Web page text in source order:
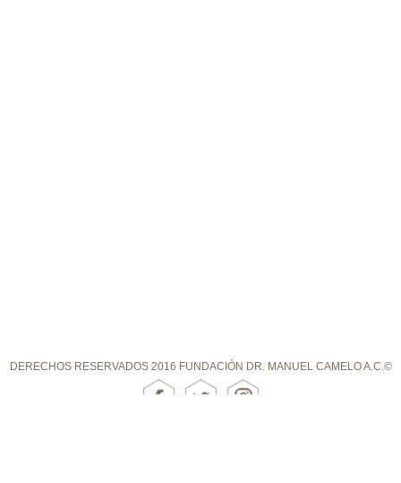
DERECHOS RESERVADOS 2016 FUNDACIÓN DR. MANUEL CAMELO A.C.©